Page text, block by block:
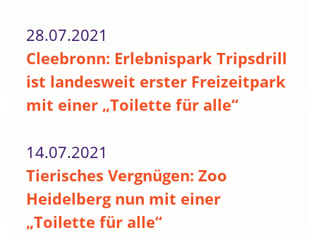
28.07.2021
Cleebronn: Erlebnispark Tripsdrill
ist landesweit erster Freizeitpark
mit einer „Toilette für alle“
14.07.2021
Tierisches Vergnügen: Zoo
Heidelberg nun mit einer
„Toilette für alle“